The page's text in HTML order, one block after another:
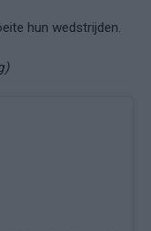
hun wedstrijden.